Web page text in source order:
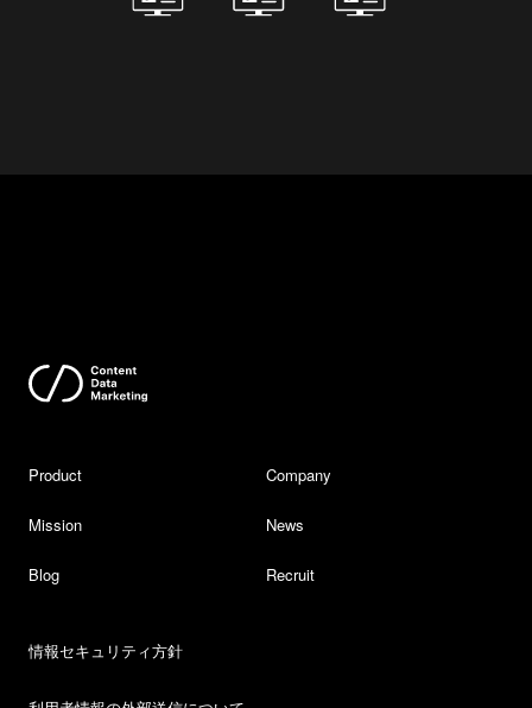
Product Company
Mission News
Blog Recruit
情報セキュリティ方針